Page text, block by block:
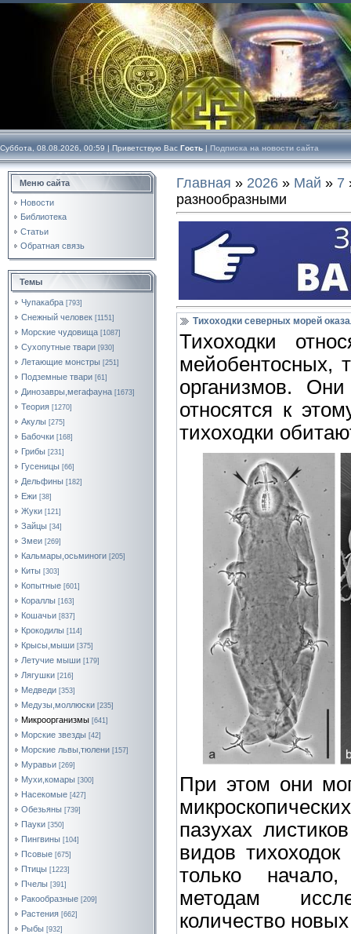
Суббота, 08.08.2026, 00:59 | Приветствую Вас Гость | Подписка на новости сайта
Меню сайта
Новости
Библиотека
Статьи
Обратная связь
Темы
Чупакабра [793]
Снежный человек [1151]
Морские чудовища [1087]
Сухопутные твари [930]
Летающие монстры [251]
Подземные твари [61]
Динозавры,мегафауна [1673]
Теория [1270]
Акулы [275]
Бабочки [168]
Грибы [231]
Гусеницы [66]
Дельфины [182]
Ежи [38]
Жуки [121]
Зайцы [34]
Змеи [269]
Кальмары,осьминоги [205]
Киты [303]
Копытные [601]
Кораллы [163]
Кошачьи [837]
Крокодилы [114]
Крысы,мыши [375]
Летучие мыши [179]
Лягушки [216]
Медведи [353]
Медузы,моллюски [235]
Микроорганизмы [641]
Морские звезды [42]
Морские львы,тюлени [157]
Муравьи [269]
Мухи,комары [300]
Насекомые [427]
Обезьяны [739]
Пауки [350]
Пингвины [104]
Псовые [675]
Птицы [1223]
Пчелы [391]
Ракообразные [209]
Растения [662]
Рыбы [932]
Главная » 2026 » Май » 7
разнообразными
Тихоходки северных морей
Тихоходки
мейобентосных,
организмов.
относятся к
тихоходки
При этом они
пазухах
видов
только
методам
количество